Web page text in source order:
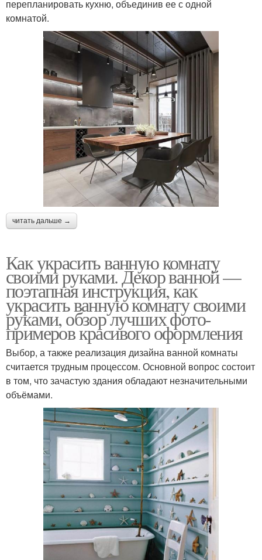
перепланировать кухню, объединив ее с одной
комнатой.
читать дальше →
Как украсить ванную комнату
своими руками. Декор ванной —
поэтапная инструкция, как
украсить ванную комнату своими
руками, обзор лучших фото-
примеров красивого оформления
Выбор, а также реализация дизайна ванной комнаты
считается трудным процессом. Основной вопрос состоит
в том, что зачастую здания обладают незначительными
объёмами.